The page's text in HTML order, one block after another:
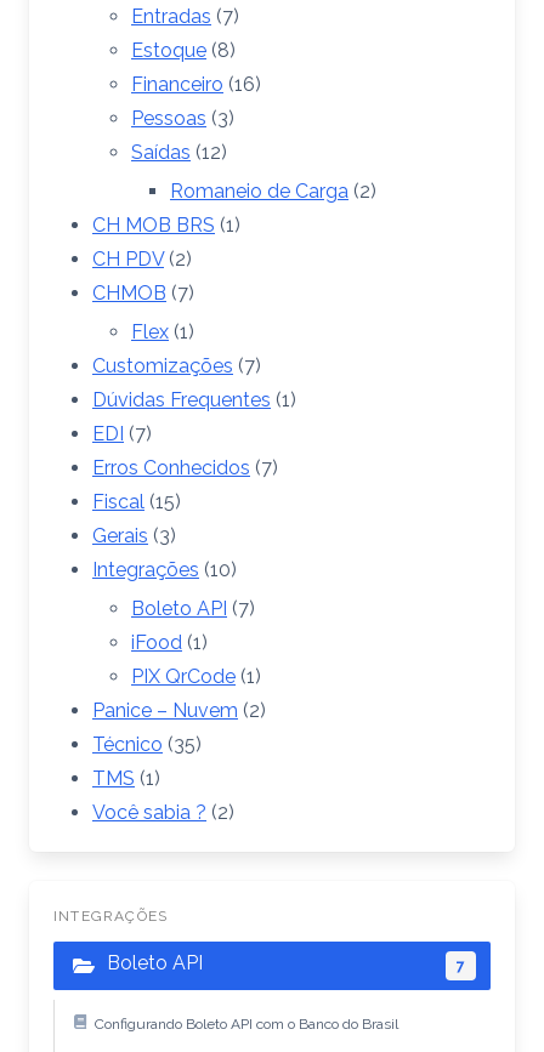
Entradas (7)
Estoque (8)
Financeiro (16)
Pessoas (3)
Saídas (12)
Romaneio de Carga (2)
CH MOB BRS (1)
CH PDV(2)
CHMOB (7)
Flex (1)
Customizações (7)
Dúvidas Frequentes (1)
EDI (7)
Erros Conhecidos (7)
Fiscal (15)
Gerais (3)
Integrações (10)
Boleto API (7)
iFood (1)
PIX QrCode (1)
Panice – Nuvem (2)
Técnico (35)
TMS (1)
Você sabia ? (2)
INTEGRAÇÕES
Boleto API 7
Configurando Boleto API com o Banco do Brasil